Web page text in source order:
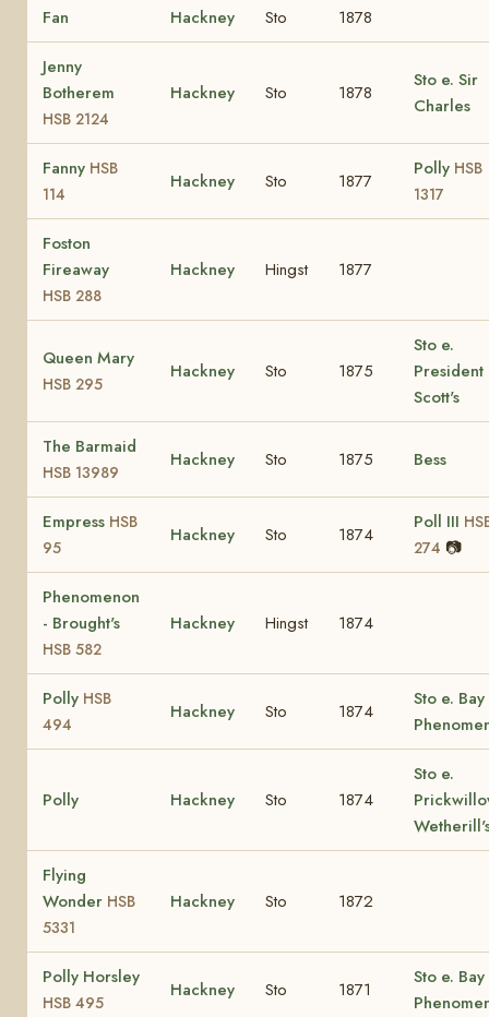
Fan Hackney Sto 1878
Jenny
Botherem
HSB 2124
Hackney Sto 1878
Sto e. Sir
Charles
Fanny HSB
114
Hackney Sto 1877
Polly HSB
1317
Foston
Fireaway
HSB 288
Hackney Hingst 1877
Queen Mary
HSB 295
Hackney Sto 1875
Sto e.
President
Scott's
The Barmaid
HSB 13989
Hackney Sto 1875 Bess
Empress HSB
95
Hackney Sto 1874
Poll III
274 📷
Phenomenon
- Brought's
HSB 582
Hackney Hingst 1874
Polly HSB
494
Hackney Sto 1874
Sto e. Bay
Polly Hackney Sto 1874
Sto e.
Flying
Wonder HSB
5331
Hackney Sto 1872
Polly Horsley
HSB 495
Hackney Sto 1871
Sto e. Bay